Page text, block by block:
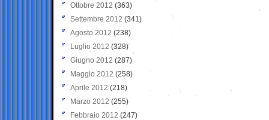
Ottobre 2012 (363)
Settembre 2012 (341)
Agosto 2012 (238)
Luglio 2012 (328)
Giugno 2012 (287)
Maggio 2012 (258)
Aprile 2012 (218)
Marzo 2012 (255)
Febbraio 2012 (247)